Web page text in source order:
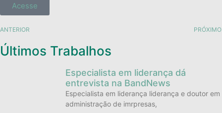
Acesse
ANTERIOR PRÓXIMO
Últimos Trabalhos
Especialista em liderança dá
entrevista na BandNews
Especialista em liderança liderança e doutor em
administração de imrpresas,